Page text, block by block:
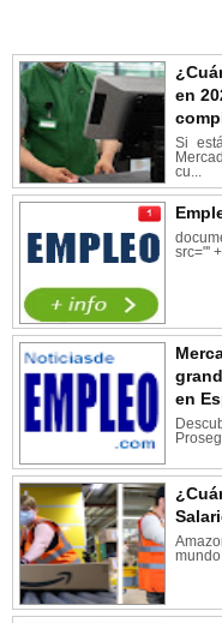
en
Si
cu...
src="'
en